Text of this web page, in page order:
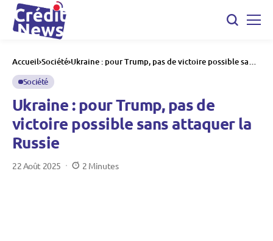
Accueil Société Ukraine : pour Trump, pas de victoire possible sans
attaquer la Russie
Société
Ukraine : pour Trump, pas de
victoire possible sans attaquer la
Russie
22 Août 2025 2 Minutes